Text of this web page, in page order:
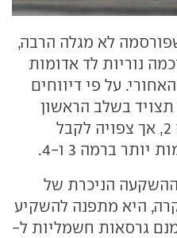
לא מגלה הרבה,
נוריות לד אדומות
על פי דיווחים
בשלב הראשון
במערכות סיוע לנהג ברמה 2, אך צפויה לקבל
ברמה 3 ו-4.
הניכרת של
היא מתפנה להשקיע
גרסאות חשמליות ל-